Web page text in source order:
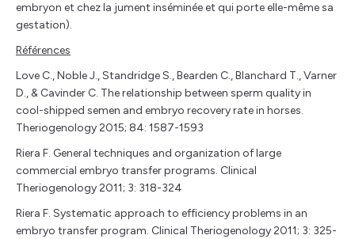
embryon et chez la jument inséminée et qui porte elle-même sa
gestation).
Références
Love C., Noble J., Standridge S., Bearden C., Blanchard T., Varner
D., & Cavinder C. The relationship between sperm quality in
cool-shipped semen and embryo recovery rate in horses.
Theriogenology 2015; 84: 1587-1593
Riera F. General techniques and organization of large
commercial embryo transfer programs. Clinical
Theriogenology 2011; 3: 318-324
Riera F. Systematic approach to efficiency problems in an
embryo transfer program. Clinical Theriogenology 2011; 3: 325-